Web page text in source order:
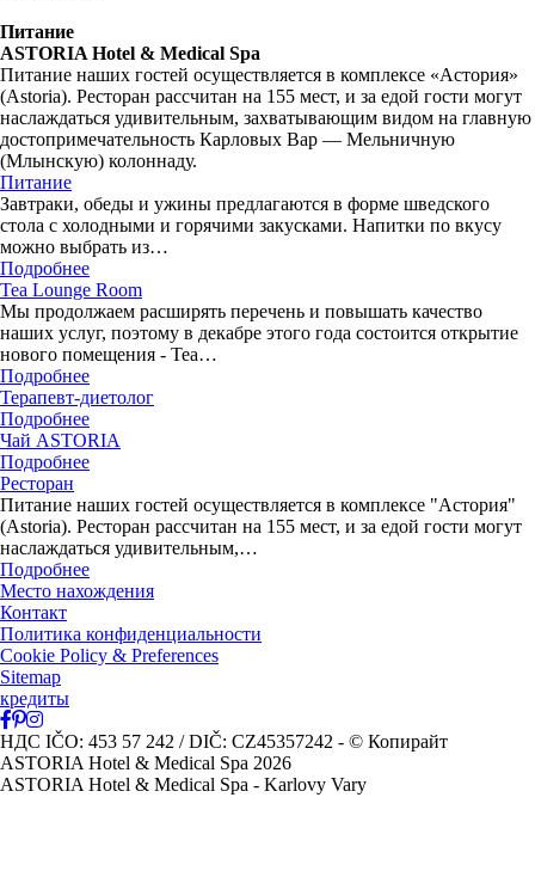
Питание
ASTORIA Hotel & Medical Spa
Питание наших гостей осуществляется в комплексе «Астория»
(Astoria). Ресторан рассчитан на 155 мест, и за едой гости могут
наслаждаться удивительным, захватывающим видом на главную
достопримечательность Карловых Вар — Мельничную
(Млынскую) колоннаду.
Питание
Завтраки, обеды и ужины предлагаются в форме шведского
стола с холодными и горячими закусками. Напитки по вкусу
можно выбрать из…
Подробнее
Tea Lounge Room
Мы продолжаем расширять перечень и повышать качество
наших услуг, поэтому в декабре этого года состоится открытие
нового помещения - Tea…
Подробнее
Терапевт-диетолог
Подробнее
Чай ASTORIA
Подробнее
Ресторан
Питание наших гостей осуществляется в комплексе "Астория"
(Astoria). Ресторан рассчитан на 155 мест, и за едой гости могут
наслаждаться удивительным,…
Подробнее
Место нахождения
Контакт
Политика конфиденциальности
Cookie Policy & Preferences
Sitemap
кредиты
НДС IČO: 453 57 242 / DIČ: CZ45357242 - © Копирайт
ASTORIA Hotel & Medical Spa 2026
ASTORIA Hotel & Medical Spa - Karlovy Vary